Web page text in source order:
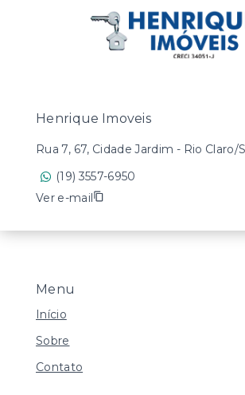
Menu
Início
Sobre
Contato
Henrique Imoveis
Rua 7, 67, Cidade Jardim - Rio Claro/
(19) 3557-6950
Ver e-mail